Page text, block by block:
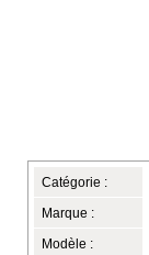
Catégorie :
Marque :
Modèle :